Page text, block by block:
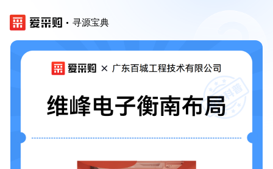
寻源宝典